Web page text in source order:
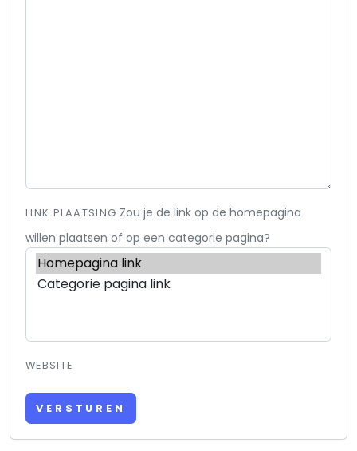
LINK PLAATSING Zou je de link op de homepagina
willen plaatsen of op een categorie pagina?
WEBSITE
VERSTUREN